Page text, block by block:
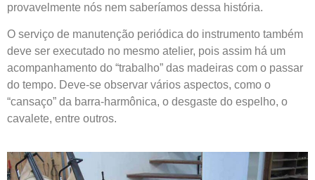
provavelmente nós nem saberíamos dessa história.
O serviço de manutenção periódica do instrumento também
deve ser executado no mesmo atelier, pois assim há um
acompanhamento do “trabalho” das madeiras com o passar
do tempo. Deve-se observar vários aspectos, como o
“cansaço” da barra-harmônica, o desgaste do espelho, o
cavalete, entre outros.